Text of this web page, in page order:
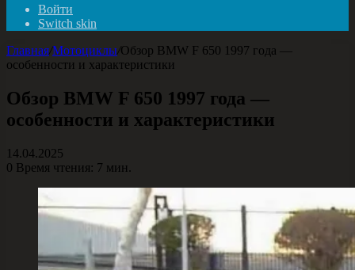
Войти
Switch skin
Главная/Мотоциклы/Обзор BMW F 650 1997 года —
особенности и характеристики
Обзор BMW F 650 1997 года —
особенности и характеристики
14.04.2025
0 Время чтения: 7 мин.